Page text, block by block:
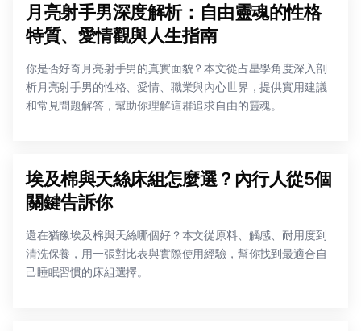
月亮射手男深度解析：自由靈魂的性格
特質、愛情觀與人生指南
你是否好奇月亮射手男的真實面貌？本文從占星學角度深入剖
析月亮射手男的性格、愛情、職業與內心世界，提供實用建議
和常見問題解答，幫助你理解這群追求自由的靈魂。
埃及棉與天絲床組怎麼選？內行人從5個
關鍵告訴你
還在猶豫埃及棉與天絲哪個好？本文從原料、觸感、耐用度到
清洗保養，用一張對比表與實際使用經驗，幫你找到最適合自
己睡眠習慣的床組選擇。